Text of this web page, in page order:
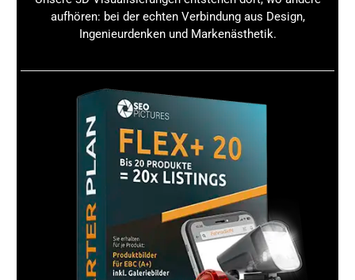
Klickverhalten und Verkäufen bereit.
Conversion Rate beobachten: Vergleiche, wie viele
Besucher tatsächlich kaufen und optimiere Layout
Traffic-Quellen analysieren: Woher kommen deine
Besucher? Nutze externe Traffic-Strategien, um
gezielt mehr Kunden in deinen Store zu bringen.
SEO im Store verbessern
Beschreibungen und Keywords, damit dein Brand
Store auch über Suchmaschinen gefunden wird.
Content regelmäßig aktualisieren
Produktneuheiten und Markenstory aktuell, um
Kunden immer wieder zu begeistern.
A/B-Tests durchführen
: Teste verschiedene
Layouts, Bilder und Texte, um herauszufinden, was
am besten funktioniert.
aufhören: bei der echten Verbindung aus Design,
Ingenieurdenken und Markenästhetik.